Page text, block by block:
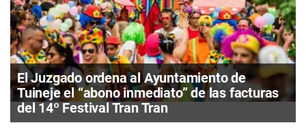
El Juzgado ordena al Ayuntamiento de
Tuineje el “abono inmediato” de las facturas
del 14º Festival Tran Tran